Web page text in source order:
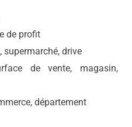
de profit
supermarché, drive
de vente, magasin,
département